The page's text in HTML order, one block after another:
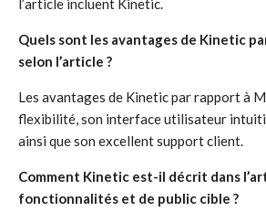
l’article incluent Kinetic.
Quels sont les avantages de Kinetic
selon l’article ?
Les avantages de Kinetic par rapport à
flexibilité, son interface utilisateur
ainsi que son excellent support client.
Comment Kinetic est-il décrit dans
fonctionnalités et de public cible ?